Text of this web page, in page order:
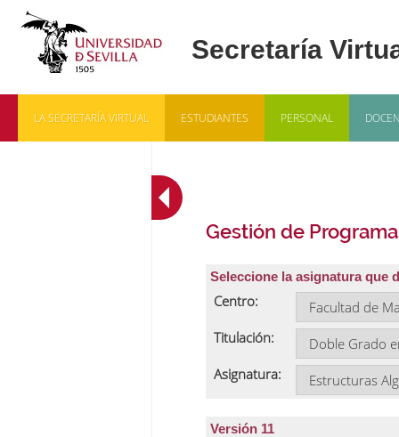
LA SECRETARÍA VIRTUAL ESTUDIANTES PERSONAL
Gestión de
Seleccione la asignatura que
Centro:
Titulación:
Asignatura:
Versión 11